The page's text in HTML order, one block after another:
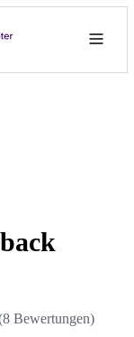
8 Bewertungen)